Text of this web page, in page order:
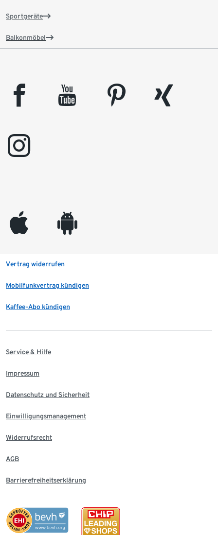
Sportgeräte
Balkonmöbel
facebook youtube pinterest
xing
instagram
appleinc android
Vertrag widerrufen
Mobilfunkvertrag kündigen
Kaffee-Abo kündigen
Service & Hilfe
Impressum
Datenschutz und Sicherheit
Einwilligungsmanagement
Widerrufsrecht
AGB
Barrierefreiheitserklärung